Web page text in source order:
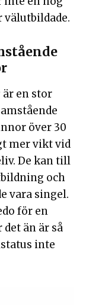
är en stor
över 30
mer vikt vid
De kan till
och
vara singel.
för en
än är så
inte